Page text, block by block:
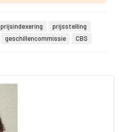
prijsindexering
prijsstelling
geschillencommissie CBS